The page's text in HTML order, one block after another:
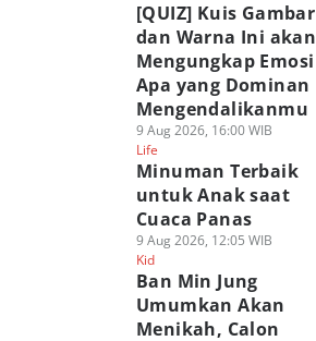
[QUIZ] Kuis Gambar
dan Warna Ini akan
Mengungkap Emosi
Apa yang Dominan
Mengendalikanmu
9 Aug 2026, 16:00 WIB
Life
Minuman Terbaik
untuk Anak saat
Cuaca Panas
9 Aug 2026, 12:05 WIB
Kid
Ban Min Jung
Umumkan Akan
Menikah, Calon